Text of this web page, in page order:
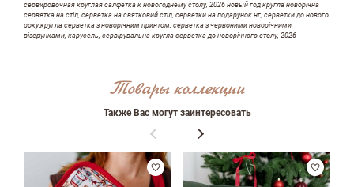
сервировочная круглая салфетка к новогоднему столу, 2026 новый год кругла новорічна
серветка на стіл, серветка на святковий стіл, серветки на подарунок нг, серветки до нового
року,кругла серветка з новорічним принтом, серветка з червоними новорічними
візерунками, карусель, сервірувальна кругла серветка до новорічного столу, 2026
Товары коллекции
Также Вас могут заинтересовать